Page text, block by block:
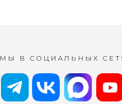
МЫ В СОЦИАЛЬНЫХ